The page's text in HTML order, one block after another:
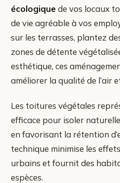
écologiquede vos locaux
de vie agréable à vos
sur les terrasses, plantez
zones de détente
esthétique, ces
améliorer la qualité de l’air
Les toitures végétales
efficace pour isoler
en favorisant la rétention
technique minimise les
urbains et fournit des
espèces.